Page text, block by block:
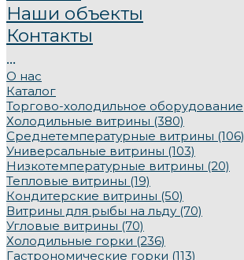
Наши объекты
Контакты
...
О нас
Каталог
Торгово-холодильное оборудование
Холодильные витрины (380)
Среднетемпературные витрины (106)
Универсальные витрины (103)
Низкотемпературные витрины (20)
Тепловые витрины (19)
Кондитерские витрины (50)
Витрины для рыбы на льду (70)
Угловые витрины (70)
Холодильные горки (236)
Гастрономические горки (113)